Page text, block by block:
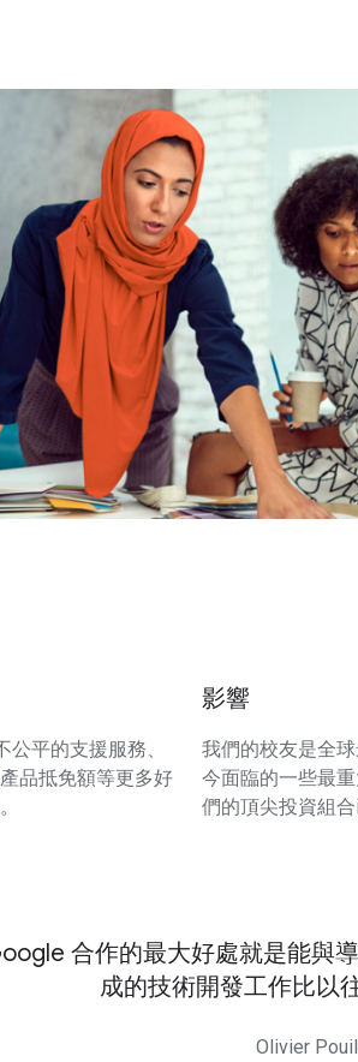
平的支援服務、
品抵免額等更多好
影響
我們的校友是全
今面臨的一些最
們的頂尖投資組
合作的最大好處就是能與
成的技術開發工作比以
Olivier